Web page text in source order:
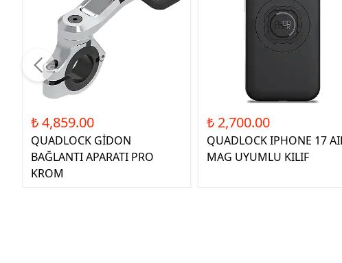
₺ 4,859.00
QUADLOCK GİDON
BAĞLANTI APARATI PRO
KROM
₺ 2,700.00
QUADLOCK IPHONE 17
MAG UYUMLU KILIF